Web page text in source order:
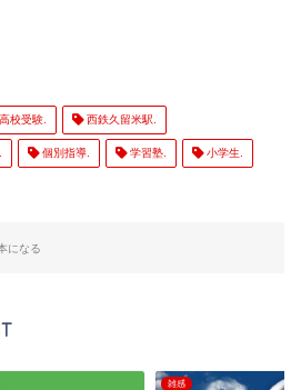
校受験. 西鉄久留米駅.
個別指導. 学習塾. 小学生.
になる
雑感